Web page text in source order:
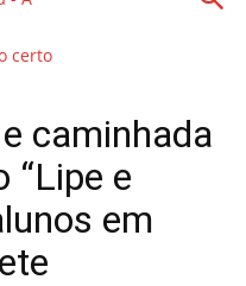
caminhada
“Lipe e
em